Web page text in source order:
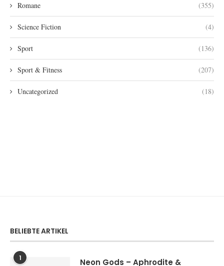
Romane (355)
Science Fiction (4)
Sport (136)
Sport & Fitness (207)
Uncategorized (18)
BELIEBTE ARTIKEL
1
Neon Gods – Aphrodite &